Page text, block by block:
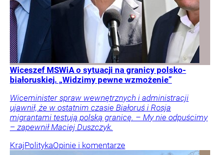
Wiceszef MSWiA o sytuacji na granicy polsko-
białoruskiej. „Widzimy pewne wzmożenie”
Wiceminister spraw wewnętrznych i administracji
ujawnił, że w ostatnim czasie Białoruś i Rosja
migrantami testują polską granicę. – My nie odpuścimy
– zapewnił Maciej Duszczyk.
KrajPolitykaOpinie i komentarze